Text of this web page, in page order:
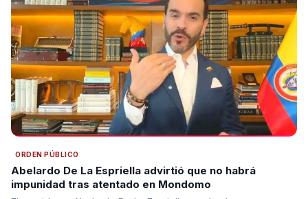
ORDEN PÚBLICO
Abelardo De La Espriella advirtió que no habrá
impunidad tras atentado en Mondomo